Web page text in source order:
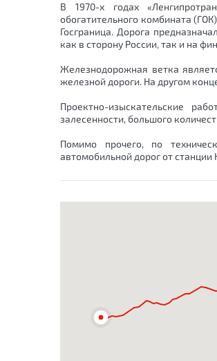
В 1970-х годах
обогатительного комбината
Госграница. Дорога
как в сторону России, так и на
Железнодорожная ветка
железной дороги. На другом
Проектно-изыскательские
залесенности, большого
Помимо прочего, по
автомобильной дорог от